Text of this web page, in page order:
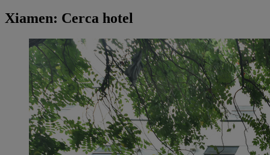
Xiamen: Cerca hotel